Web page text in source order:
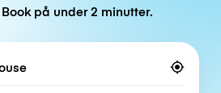
på under 2 minutter.